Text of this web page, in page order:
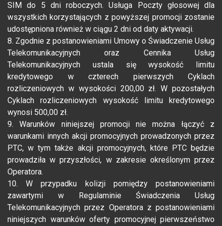
SIM do 5 dni roboczych. Usługa Poczty głosowej dla
wszystkich korzystających z powyższej promocji zostanie
udostępniona również w ciągu 2 dni od daty aktywacji.
8. Zgodnie z postanowieniami Umowy o Świadczenie Usług
Telekomunikacyjnych oraz Cennika Usług
Telekomunikacyjnych ustala się wysokość limitu
kredytowego w czterech pierwszych Cyklach
rozliczeniowych w wysokości 200,00 zł. W pozostałych
Cyklach rozliczeniowych wysokość limitu kredytowego
wynosi 500,00 zł.
9. Warunków niniejszej promocji nie można łączyć z
warunkami innych akcji promocyjnych prowadzonych przez
PTC, w tym także akcji promocyjnych, które PTC będzie
prowadziła w przyszłości, w zakresie określonym przez
Operatora.
10. W przypadku kolizji pomiędzy postanowieniami
zawartymi w Regulaminie Świadczenia Usług
Telekomunikacyjnych przez Operatora z postanowieniami
niniejszych warunków oferty promocyjnej pierwszeństwo